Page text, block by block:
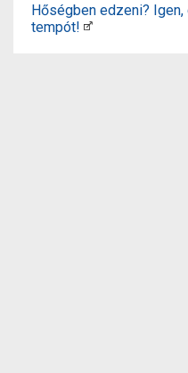
Hőségben edzeni?
tempót!